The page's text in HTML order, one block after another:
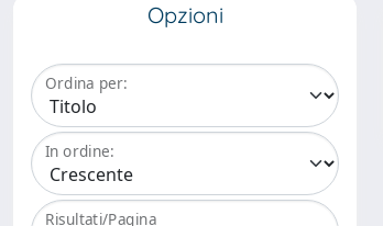
Opzioni
Ordina per:
In ordine:
Risultati/Pagina